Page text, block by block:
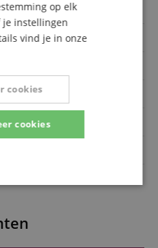
Mahonie
Geen
Geen
Ceder
op elk
je instellingen
vind je in onze
cookies
cookies
Gericht op